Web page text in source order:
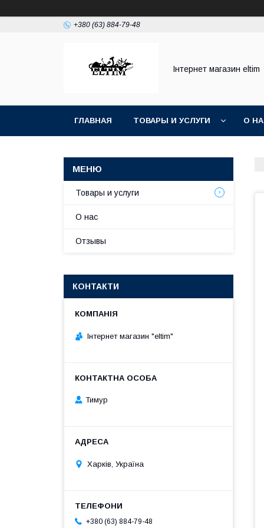
+380 (63) 884-79-48
Інтернет магазин eltim
ГЛАВНАЯ ТОВАРЫ И УСЛУГИ О
Товары и услуги
О нас
Отзывы
КОНТАКТИ
Інтернет магазин "eltim"
Тимур
Харків, Україна
+380 (63) 884-79-48